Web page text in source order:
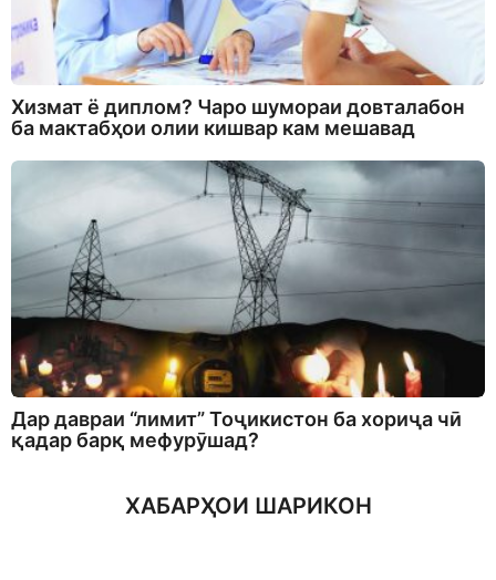
Хизмат ё диплом? Чаро шумораи довталабон
ба мактабҳои олии кишвар кам мешавад
Дар давраи “лимит” Тоҷикистон ба хориҷа чӣ
қадар барқ мефурӯшад?
ХАБАРҲОИ ШАРИКОН